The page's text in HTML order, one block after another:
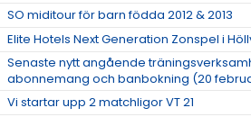
SO miditour för barn födda 2012 & 2013
Elite Hotels Next Generation Zonspel i
Senaste nytt angående
abonnemang och banbokning (20
Vi startar upp 2 matchligor VT 21